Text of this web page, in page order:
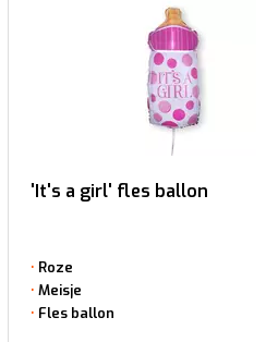
'It's a girl' fles ballon
Roze
Meisje
Fles ballon